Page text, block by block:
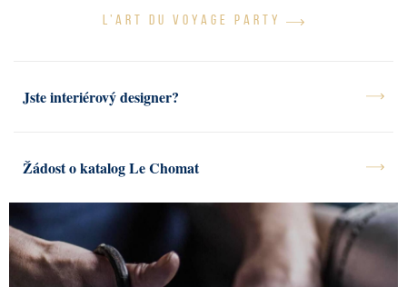
L’ART DU VOYAGE PARTY
Jste interiérový designer?
Žádost o katalog Le Chomat